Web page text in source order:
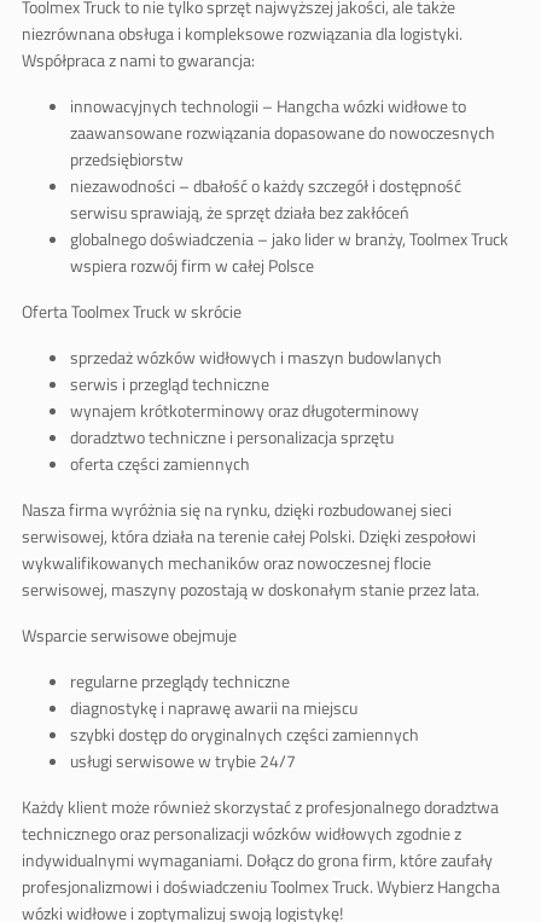
Toolmex Truck to nie tylko sprzęt najwyższej jakości, ale także
niezrównana obsługa i kompleksowe rozwiązania dla logistyki.
Współpraca z nami to gwarancja:
innowacyjnych technologii – Hangcha wózki widłowe to
zaawansowane rozwiązania dopasowane do nowoczesnych
przedsiębiorstw
niezawodności – dbałość o każdy szczegół i dostępność
serwisu sprawiają, że sprzęt działa bez zakłóceń
globalnego doświadczenia – jako lider w branży, Toolmex Truck
wspiera rozwój firm w całej Polsce
Oferta Toolmex Truck w skrócie
sprzedaż wózków widłowych i maszyn budowlanych
serwis i przegląd techniczne
wynajem krótkoterminowy oraz długoterminowy
doradztwo techniczne i personalizacja sprzętu
oferta części zamiennych
Nasza firma wyróżnia się na rynku, dzięki rozbudowanej sieci
serwisowej, która działa na terenie całej Polski. Dzięki zespołowi
wykwalifikowanych mechaników oraz nowoczesnej flocie
serwisowej, maszyny pozostają w doskonałym stanie przez lata.
Wsparcie serwisowe obejmuje
regularne przeglądy techniczne
diagnostykę i naprawę awarii na miejscu
szybki dostęp do oryginalnych części zamiennych
usługi serwisowe w trybie 24/7
Każdy klient może również skorzystać z profesjonalnego doradztwa
technicznego oraz personalizacji wózków widłowych zgodnie z
indywidualnymi wymaganiami. Dołącz do grona firm, które zaufały
profesjonalizmowi i doświadczeniu Toolmex Truck. Wybierz Hangcha
wózki widłowe i zoptymalizuj swoją logistykę!